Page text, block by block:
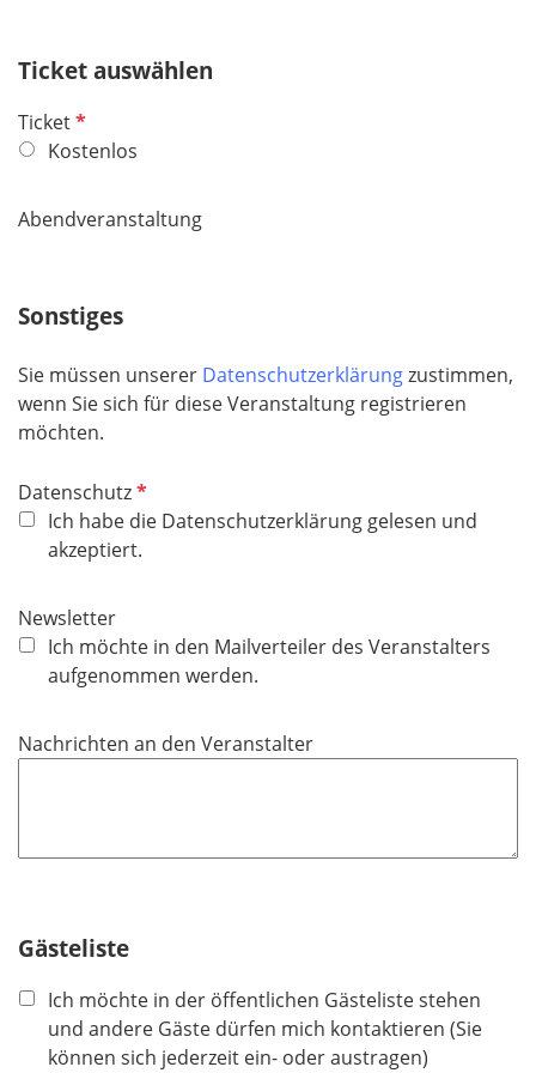
h
f
e
d
Ticket auswählen
TicketP
f
i
f
l
d
Kostenlos
Abendveranstaltung
Sonstiges
Sie müssen unserer Datenschutzerklärungzustimmen,
wenn Sie sich für diese Veranstaltung registrieren
möchten.
DatenschutzP
f
l
h
l
Ich habe die Datenschutzerklärung gelesen und
akzeptiert.
Newsletter
Ich möchte in den Mailverteiler des Veranstalters
aufgenommen werden.
Nachrichten an den Veranstalter
Gästeliste
Ich möchte in der öffentlichen Gästeliste stehen
und andere Gäste dürfen mich kontaktieren (Sie
können sich jederzeit ein- oder austragen)